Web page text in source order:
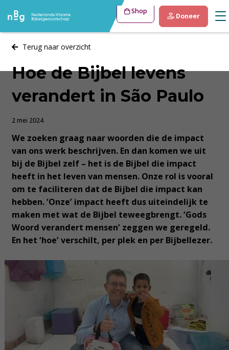
Shop
Doneer
Terug naar overzicht
Hoe de Bijbel levens
verandert in São Paulo
2 mei 2024
We zoeken graag naar woorden die de impact
van ons werk beschrijven. En dan komen we uit
bij de Bijbel zelf – het is de Bijbel die impact
heeft in het leven van mensen. Onze rol is vooral
om te faciliteren dat de Bijbel die impact kan
hebben. ‘Onze’ impact heeft dus uiteindelijk te
maken met wat de Bijbel teweegbrengt. ‘Gods
Woord verandert mensen’ zeggen we geregeld.
En het ‘hoe’ verschilt, per plek en per Bijbellezer.